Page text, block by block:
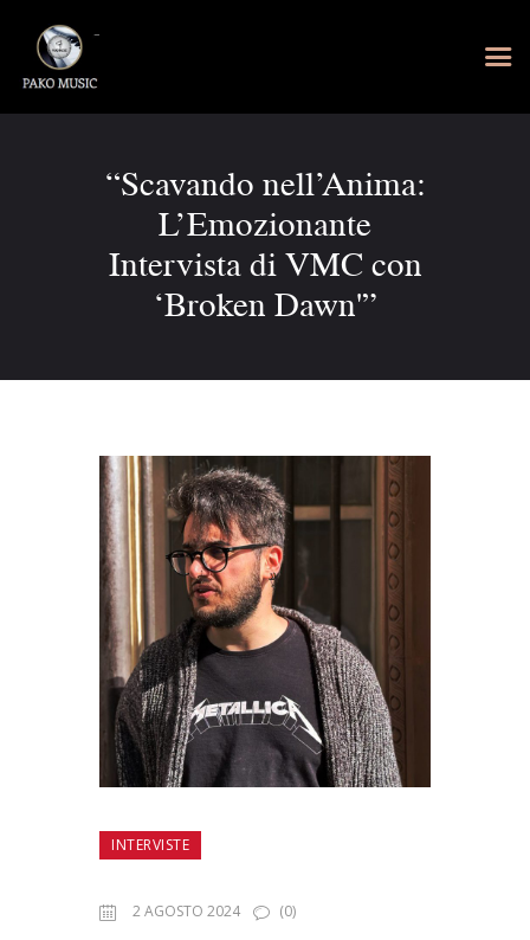
“Scavando nell’Anima:
L’Emozionante
Intervista di VMC con
‘Broken Dawn'”
INTERVISTE
2 AGOSTO 2024 (0)